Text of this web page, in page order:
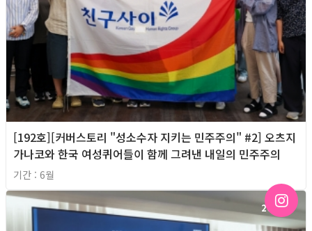
[192호][커버스토리 "성소수자 지키는 민주주의" #2] 오츠지
가나코와 한국 여성퀴어들이 함께 그려낸 내일의 민주주의
기간 : 6월
2026년